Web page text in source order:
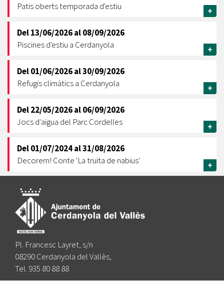
Patis oberts temporada d'estiu
+
Del13/06/2026al08/09/2026
Piscines d'estiu a Cerdanyola
+
Del01/06/2026al30/09/2026
Refugis climàtics a Cerdanyola
+
Del22/05/2026al06/09/2026
Jocs d'aigua del Parc Cordelles
+
Del01/07/2024al31/08/2026
Decorem! Conte 'La truita de nabius'
+
Pl. Francesc Layret, s/n
08290 Cerdanyola del Vallès,
Tel. 935 80 88 88